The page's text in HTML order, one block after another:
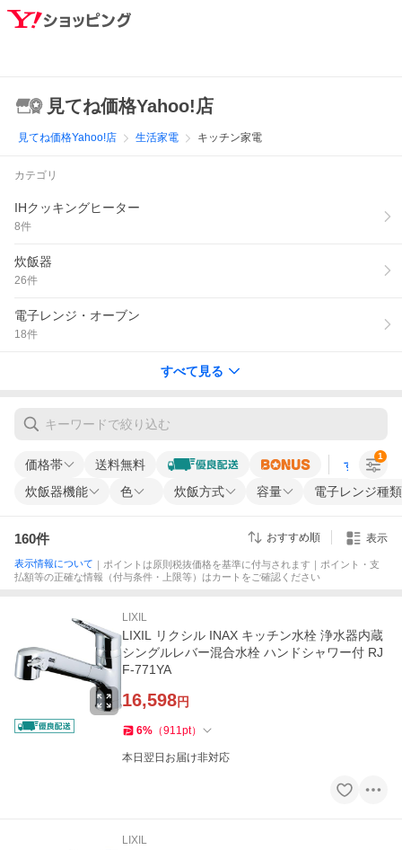
見てね価格Yahoo!店
見てね価格Yahoo!店 生活家電 キッチン家電
カテゴリ
IHクッキングヒーター
8件
炊飯器
26件
電子レンジ・オーブン
18件
すべて見る
価格帯 送料無料 すべての条
炊飯器機能 色 炊飯方式 容量 電子レンジ種類
1
160件 おすすめ順 表示
表示情報について ｜ポイントは原則税抜価格を基準に付与されます｜ポイント・支
払額等の正確な情報（付与条件・上限等）はカートをご確認ください
LIXIL
LIXIL リクシル INAX キッチン水栓 浄水器内蔵
シングルレバー混合水栓 ハンドシャワー付 RJ
F-771YA
16,598円
6% （911pt）
本日翌日お届け非対応
LIXIL